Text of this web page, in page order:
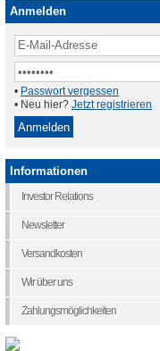
Anmelden
• Passwort vergessen
• Neu hier? Jetzt registrieren
Informationen
Investor Relations
Newsletter
Versandkosten
Wir über uns
Zahlungsmöglichkeiten